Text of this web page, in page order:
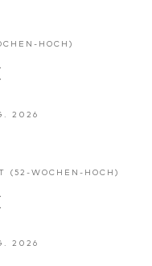
HOCH)
2026
(52-WOCHEN-HOCH)
2026